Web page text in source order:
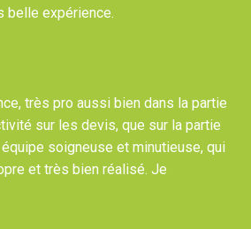
belle expérience.
très pro aussi bien dans la partie
sur les devis, que sur la partie
soigneuse et minutieuse, qui
et très bien réalisé. Je